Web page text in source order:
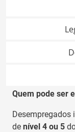
Quem pode ser
Desempregados
de nível 4 ou 5